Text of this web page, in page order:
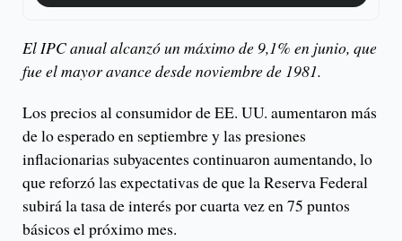
El IPC anual alcanzó un máximo de 9,1% en junio, que
fue el mayor avance desde noviembre de 1981.
Los precios al consumidor de EE. UU. aumentaron más
de lo esperado en septiembre y las presiones
inflacionarias subyacentes continuaron aumentando, lo
que reforzó las expectativas de que la Reserva Federal
subirá la tasa de interés por cuarta vez en 75 puntos
básicos el próximo mes.